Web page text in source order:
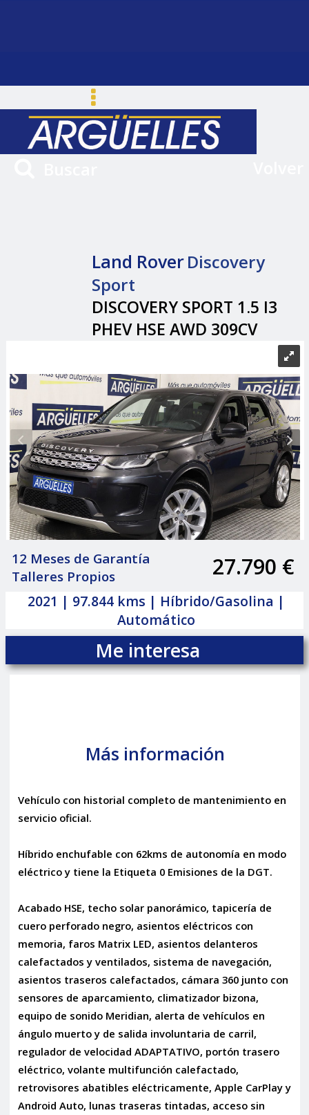
Land RoverDiscovery
Sport
DISCOVERY SPORT 1.5 I3
PHEV HSE AWD 309CV
12 Meses de Garantía
Talleres Propios
27.790 €
2021 | 97.844 kms | Híbrido/Gasolina |
Automático
Me interesa
Más información
Vehículo con historial completo de mantenimiento en
servicio oficial.
Híbrido enchufable con 62kms de autonomía en modo
eléctrico y tiene la Etiqueta 0 Emisiones de la DGT.
Acabado HSE, techo solar panorámico, tapicería de
cuero perforado negro, asientos eléctricos con
memoria, faros Matrix LED, asientos delanteros
calefactados y ventilados, sistema de navegación,
asientos traseros calefactados, cámara 360 junto con
sensores de aparcamiento, climatizador bizona,
equipo de sonido Meridian, alerta de vehículos en
ángulo muerto y de salida involuntaria de carril,
regulador de velocidad ADAPTATIVO, portón trasero
eléctrico, volante multifunción calefactado,
retrovisores abatibles eléctricamente, Apple CarPlay y
Android Auto, lunas traseras tintadas, acceso sin